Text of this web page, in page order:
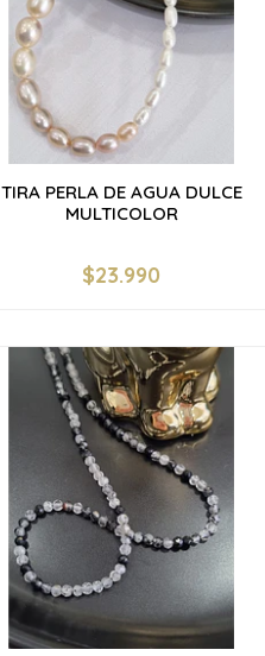
TIRA PERLA DE AGUA DULCE
MULTICOLOR
+
$23.990